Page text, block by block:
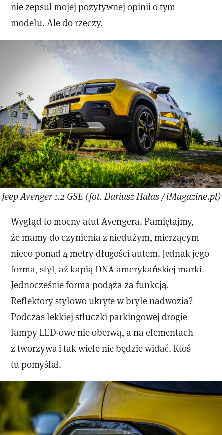
nie zepsuł mojej pozytywnej opinii o tym
modelu. Ale do rzeczy.
Jeep Avenger 1.2 GSE (fot. Dariusz Hałas / iMagazine.pl)
Wygląd to mocny atut Avengera. Pamiętajmy,
że mamy do czynienia z niedużym, mierzącym
nieco ponad 4 metry długości autem. Jednak jego
forma, styl, aż kapią DNA amerykańskiej marki.
Jednocześnie forma podąża za funkcją.
Reflektory stylowo ukryte w bryle nadwozia?
Podczas lekkiej stłuczki parkingowej drogie
lampy LED-owe nie oberwą, a na elementach
z tworzywa i tak wiele nie będzie widać. Ktoś
tu pomyślał.